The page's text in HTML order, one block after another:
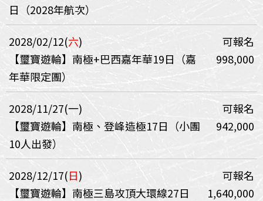
日（2028年航次）
2028/02/12(六)
可報名
【璽寶遊輪】南極+巴西嘉年華19日（嘉
年華限定團）
998,000
2028/11/27(一)
可報名
【璽寶遊輪】南極、登峰造極17日（小團
10人出發）
942,000
2028/12/17(日)
可報名
【璽寶遊輪】南極三島攻頂大環線27日
1,640,000